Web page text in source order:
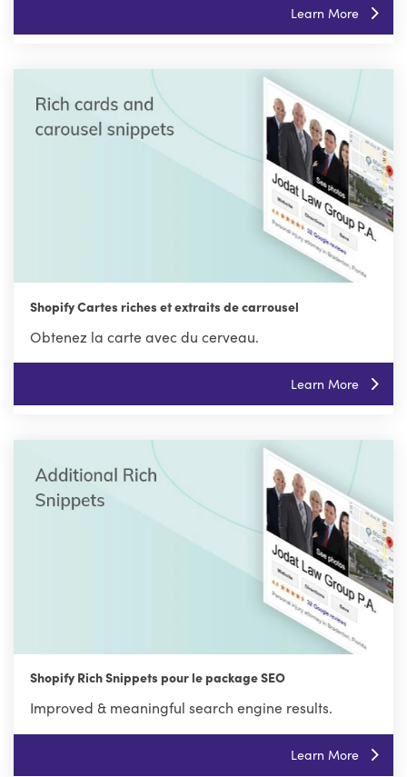
Learn More
Shopify Cartes riches et extraits de carrousel
Obtenez la carte avec du cerveau.
Learn More
Shopify Rich Snippets pour le package SEO
Improved & meaningful search engine results.
Learn More